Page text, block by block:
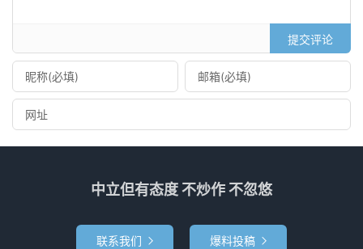
提交评论
中立但有态度 不炒作 不忽悠
联系我们  爆料投稿 